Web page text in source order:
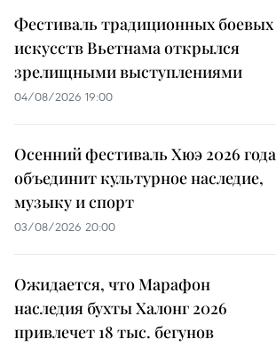
Фестиваль традиционных боевых
искусств Вьетнама открылся
зрелищными выступлениями
04/08/2026 19:00
Осенний фестиваль Хюэ 2026 года
объединит культурное наследие,
музыку и спорт
03/08/2026 20:00
Ожидается, что Марафон
наследия бухты Халонг 2026
привлечет 18 тыс. бегунов